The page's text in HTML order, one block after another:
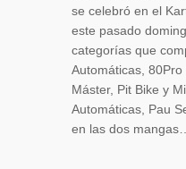
se celebró en el
este pasado
categorías que
Automáticas,
Máster, Pit Bike y
Automáticas, Pau
en las dos mangas…